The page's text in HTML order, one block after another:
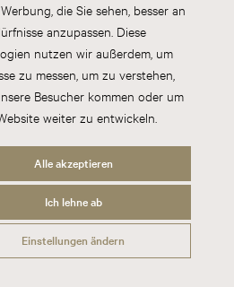
die Sie sehen, besser an
anzupassen. Diese
nutzen wir außerdem, um
zu messen, um zu verstehen,
Besucher kommen oder um
weiter zu entwickeln.
Alle akzeptieren
Ich lehne ab
Einstellungen ändern
Impressum Cookies